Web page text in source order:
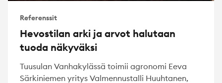
Referenssit
Hevostilan arki ja arvot halutaan
tuoda näkyväksi
Tuusulan Vanhakylässä toimii agronomi Eeva
Särkiniemen yritys Valmennustalli Huuhtanen,